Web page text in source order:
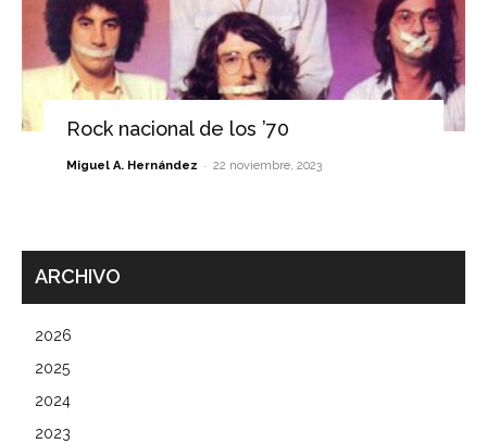
Rock nacional de los ’70
Miguel A. Hernández - 22 noviembre, 2023
ARCHIVO
2026
2025
2024
2023